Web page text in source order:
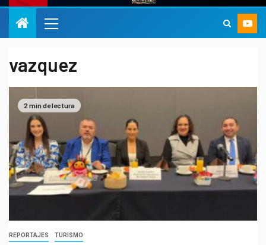
vazquez
2 min de lectura
REPORTAJES TURISMO